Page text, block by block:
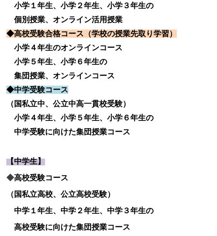
小学１年生、小学２年生、小学３年生の
個別授業、オンライン活用授業
◆高校受験合格コース（学校の授業先取り学習）
小学４年生のオンラインコース
小学５年生、小学６年生の
集団授業、オンラインコース
◆中学受験コース
（国私立中、公立中高一貫校受験）
小学４年生、小学５年生、小学６年生の
中学受験に向けた集団授業コース
【中学生】
◆高校受験コース
（国私立高校、公立高校受験）
中学１年生、中学２年生、中学３年生の
高校受験に向けた集団授業コース